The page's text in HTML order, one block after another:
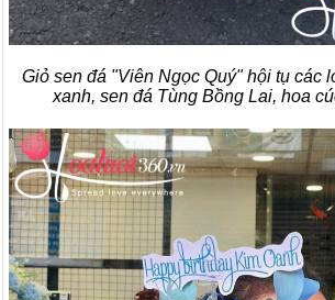
Giỏ sen đá "Viên Ngọc Quý" hội tụ các
xanh, sen đá Tùng Bồng Lai, hoa